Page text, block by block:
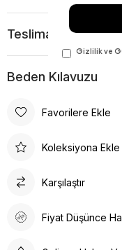
Teslimat Ve İade
Beden Kılavuzu
Favorilere Ekle
Koleksiyona Ekle
Karşılaştır
Fiyat Düşünce